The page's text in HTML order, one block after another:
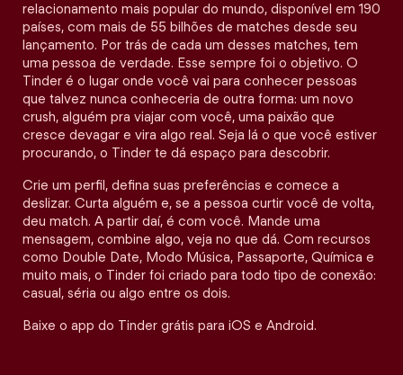
relacionamento mais popular do mundo, disponível em 190
países, com mais de 55 bilhões de matches desde seu
lançamento. Por trás de cada um desses matches, tem
uma pessoa de verdade. Esse sempre foi o objetivo. O
Tinder é o lugar onde você vai para conhecer pessoas
que talvez nunca conheceria de outra forma: um novo
crush, alguém pra viajar com você, uma paixão que
cresce devagar e vira algo real. Seja lá o que você estiver
procurando, o Tinder te dá espaço para descobrir.
Crie um perfil, defina suas preferências e comece a
deslizar. Curta alguém e, se a pessoa curtir você de volta,
deu match. A partir daí, é com você. Mande uma
mensagem, combine algo, veja no que dá. Com recursos
como Double Date, Modo Música, Passaporte, Química e
muito mais, o Tinder foi criado para todo tipo de conexão:
casual, séria ou algo entre os dois.
Baixe o app do Tinder grátis para iOS e Android.